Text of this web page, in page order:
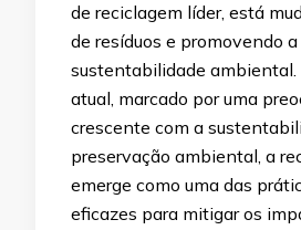
de reciclagem líder, está
de resíduos e promovendo a
sustentabilidade ambiental.
atual, marcado por uma
crescente com a
preservação ambiental, a
emerge como uma das
eficazes para mitigar os